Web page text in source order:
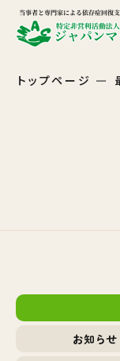
トップページ
お知らせ